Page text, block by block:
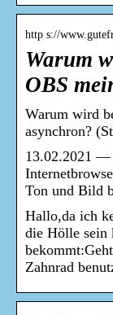
http s://
Warum
OBS
Warum wird
asynchron?
13.02.2021 —
Ton und Bild
Hallo,da ich
die Hölle sein
Zahnrad